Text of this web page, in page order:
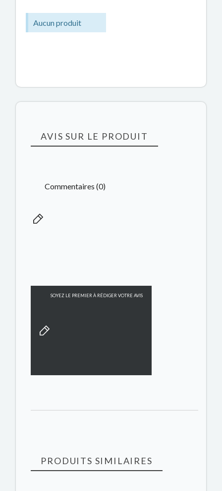
Aucun produit
AVIS SUR LE PRODUIT
Commentaires (0)
SOYEZ LE PREMIER À RÉDIGER VOTRE AVIS
PRODUITS SIMILAIRES